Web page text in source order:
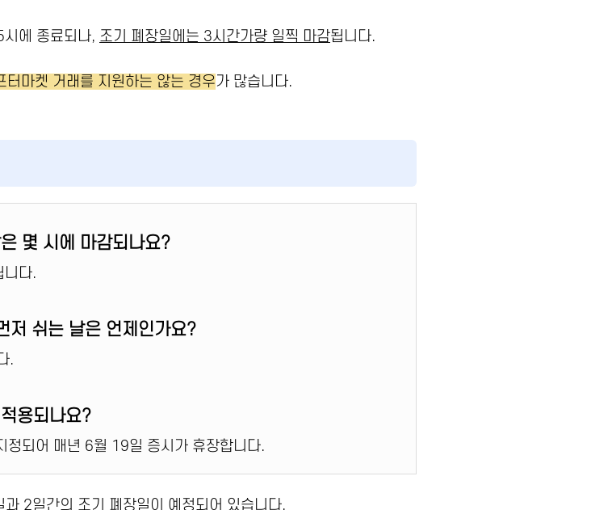
에 종료되나, 조기 폐장일에는 3시간가량 일찍 마감됩니다.
터마켓 거래를 지원하는 않는 경우가 많습니다.
몇 시에 마감되나요?
니다.
저 쉬는 날은 언제인가요?
.
용되나요?
되어 매년 6월 19일 증시가 휴장합니다.
2일간의 조기 폐장일이 예정되어 있습니다.